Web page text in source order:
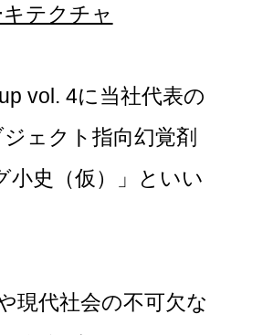
テクチャ
vol. 4に当社代表の
ェクト指向幻覚剤
史（仮）」といい
現代社会の不可欠な